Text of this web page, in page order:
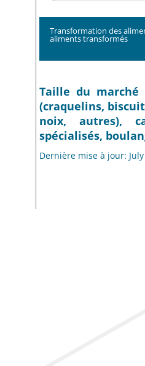
Transformation des
aliments transformés
Taille du
(craquelins,
noix, autres),
spécialisés,
Dernière mise à jour: